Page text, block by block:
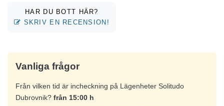
HAR DU BOTT HÄR?
SKRIV EN RECENSION!
Vanliga frågor
Från vilken tid är incheckning på Lägenheter Solitudo
Dubrovnik? från 15:00 h